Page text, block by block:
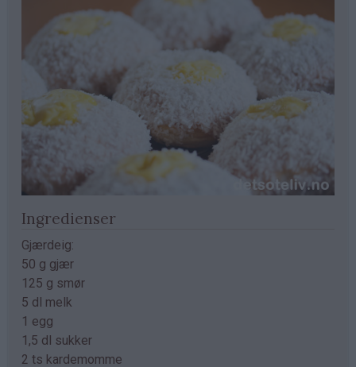
Ingredienser
Gjærdeig:
50 g gjær
125 g smør
5 dl melk
1 egg
1,5 dl sukker
2 ts kardemomme